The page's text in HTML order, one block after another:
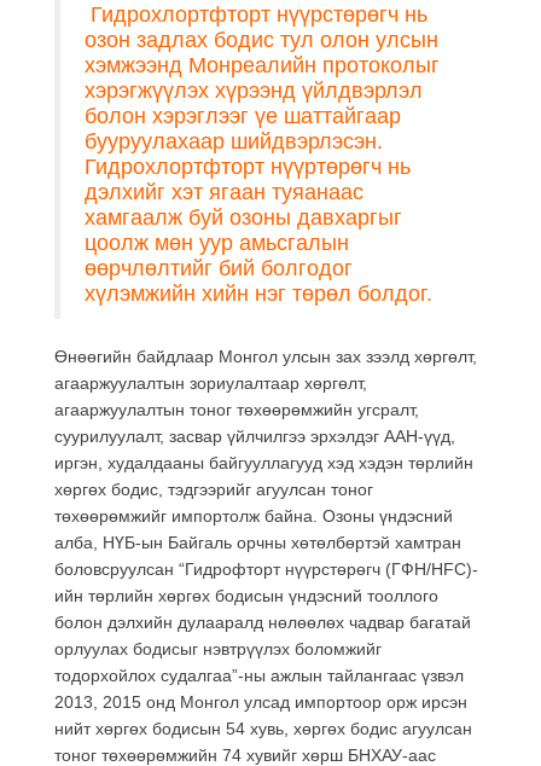
Гидрохлортфторт нүүрстөрөгч нь
озон задлах бодис тул олон улсын
хэмжээнд Монреалийн протоколыг
хэрэгжүүлэх хүрээнд үйлдвэрлэл
болон хэрэглээг үе шаттайгаар
бууруулахаар шийдвэрлэсэн.
Гидрохлортфторт нүүртөрөгч нь
дэлхийг хэт ягаан туяанаас
хамгаалж буй озоны давхаргыг
цоолж мөн уур амьсгалын
өөрчлөлтийг бий болгодог
хүлэмжийн хийн нэг төрөл болдог.
Өнөөгийн байдлаар Монгол улсын зах зээлд хөргөлт,
агааржуулалтын зориулалтаар хөргөлт,
агааржуулалтын тоног төхөөрөмжийн угсралт,
суурилуулалт, засвар үйлчилгээ эрхэлдэг ААН-үүд,
иргэн, худалдааны байгууллагууд хэд хэдэн төрлийн
хөргөх бодис, тэдгээрийг агуулсан тоног
төхөөрөмжийг импортолж байна. Озоны үндэсний
алба, НҮБ-ын Байгаль орчны хөтөлбөртэй хамтран
боловсруулсан “Гидрофторт нүүрстөрөгч (ГФН/HFC)-
ийн төрлийн хөргөх бодисын үндэсний тооллого
болон дэлхийн дулааралд нөлөөлөх чадвар багатай
орлуулах бодисыг нэвтрүүлэх боломжийг
тодорхойлох судалгаа”-ны ажлын тайлангаас үзвэл
2013, ­2015 онд Монгол улсад импортоор орж ирсэн
нийт хөргөх бодисын 54 хувь, хөргөх бодис агуулсан
тоног төхөөрөмжийн 74 хувийг хөрш БНХАУ-аас